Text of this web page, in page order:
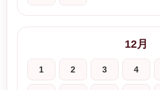
12月
1 2 3 4